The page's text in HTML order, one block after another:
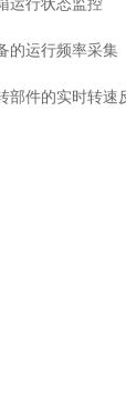
的运行频率采集
部件的实时转速